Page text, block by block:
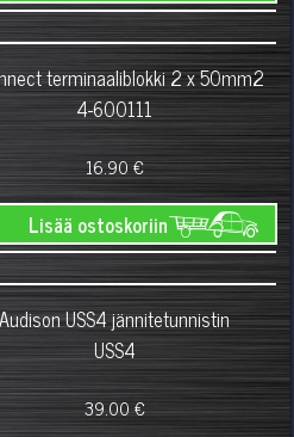
terminaaliblokki 2 x 50mm2
4-600111
16.90 €
Lisää ostoskoriin
Audison USS4 jännitetunnistin
USS4
39.00 €